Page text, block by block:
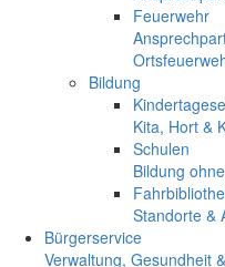
Feuerwehr
Bildung
Kita, Hort &
Schulen
Bildung
Standorte &
Bürgerservice
Verwaltung, Gesundheit